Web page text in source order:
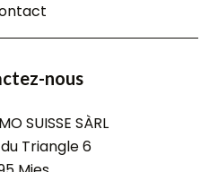
nous
SUISSE SÀRL
Triangle 6